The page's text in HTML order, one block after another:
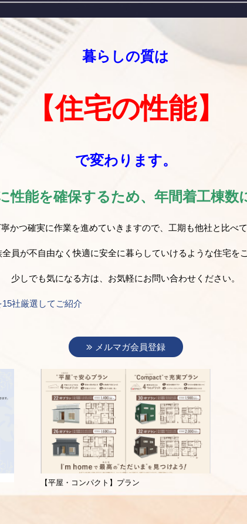
暮らしの質は
【住宅の性能】
で変わります。
性能を確保するため、年間着工棟数
かつ確実に作業を進めていきますので、工期も他社と比べ
員が不自由なく快適に安全に暮らしていけるような住宅を
少しでも気になる方は、お気軽にお問い合わせください。
社厳選してご紹介
メルマガ会員登録
【平屋・コンパクト】プラン